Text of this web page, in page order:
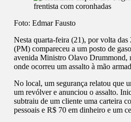
Foto: Edmar Fausto
Nesta quarta-feira (21), por volta
(PM) compareceu a um posto de
avenida Ministro Olavo Drummond,
onde ocorreu um assalto à mão
No local, um segurança relatou que
um revólver e anunciou o assalto.
subtraiu de um cliente uma carteira
pessoais e R$ 70 em dinheiro e um